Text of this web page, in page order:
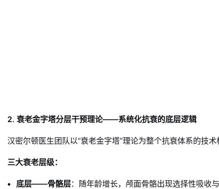
2. 衰老金字塔分层干预理论——系统化抗衰的底层逻辑
汉密尔顿医生团队以“衰老金字塔”理论为整个抗衰体系的技
三大衰老层级：
底层——骨骼层：随年龄增长，颅面骨骼出现选择性吸收